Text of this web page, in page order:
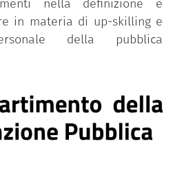
nella definizione e
in materia di up-skilling e
della pubblica